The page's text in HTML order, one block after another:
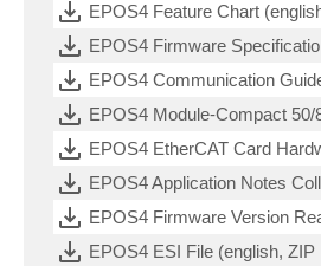
EPOS4 Feature Chart
EPOS4 Firmware
EPOS4 Communication
EPOS4 Module-Compact
EPOS4 EtherCAT Card
EPOS4 Application Notes
EPOS4 Firmware Version
EPOS4 ESI File (english, ZIP